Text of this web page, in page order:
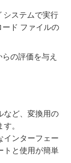
ステムで実行
ド ファイルの
の評価を与え
など、変換用の
。
インターフェー
トと使用が簡単